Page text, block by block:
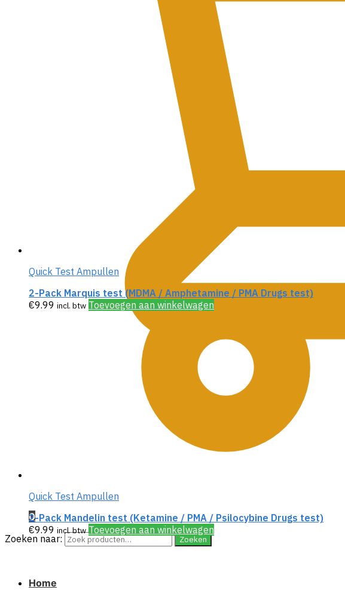
0
Zoeken naar:
Zoeken
Home
Quick Test Ampullen
2-Pack Marquis test (MDMA / Amphetamine / PMA Drugs test)
€9.99 incl. btw Toevoegen aan winkelwagen
Quick Test Ampullen
2-Pack Mandelin test (Ketamine / PMA / Psilocybine Drugs test)
€9.99 incl. btw Toevoegen aan winkelwagen